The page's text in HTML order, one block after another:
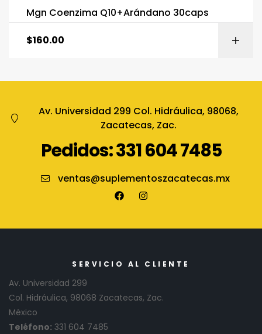
Mgn Coenzima Q10+Arándano 30caps
$160.00
Av. Universidad 299 Col. Hidráulica, 98068,
Zacatecas, Zac.
Pedidos: 331 604 7485
ventas@suplementoszacatecas.mx
SERVICIO AL CLIENTE
Av. Universidad 299
Col. Hidráulica, 98068 Zacatecas, Zac.
México
Teléfono: 331 604 7485